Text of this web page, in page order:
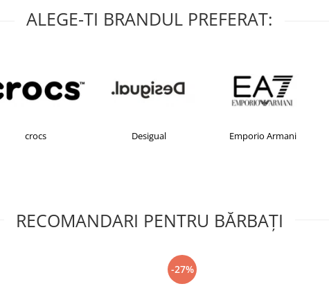
ALEGE-TI BRANDUL PREFERAT:
crocs Desigual Emporio Armani
RECOMANDARI PENTRU BĂRBAŢI
-27%